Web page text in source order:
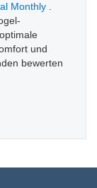
Monthly .
und
bewerten